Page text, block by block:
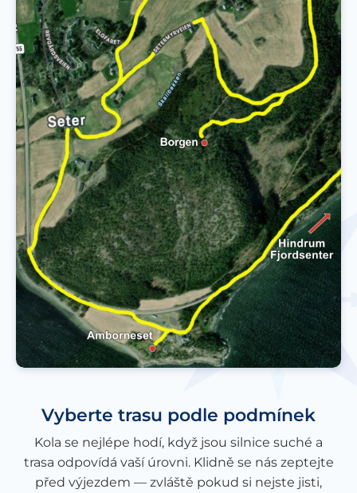
Vyberte trasu podle podmínek
Kola se nejlépe hodí, když jsou silnice suché a
trasa odpovídá vaší úrovni. Klidně se nás zeptejte
před výjezdem — zvláště pokud si nejste jisti,